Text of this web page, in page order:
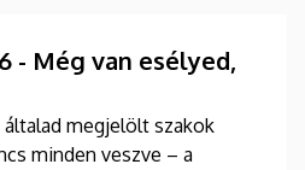
- Még van esélyed,
megjelölt szakok
minden veszve – a